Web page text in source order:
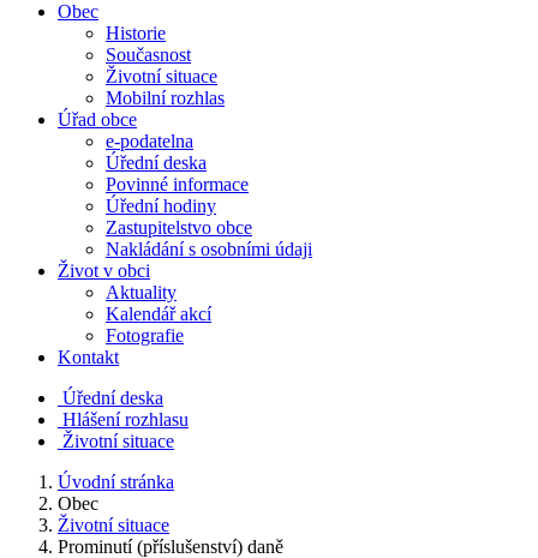
Obec
Historie
Současnost
Životní situace
Mobilní rozhlas
Úřad obce
e-podatelna
Úřední deska
Povinné informace
Úřední hodiny
Zastupitelstvo obce
Nakládání s osobními údaji
Život v obci
Aktuality
Kalendář akcí
Fotografie
Kontakt
Úřední deska
Hlášení rozhlasu
Životní situace
Úvodní stránka
Obec
Životní situace
Prominutí (příslušenství) daně